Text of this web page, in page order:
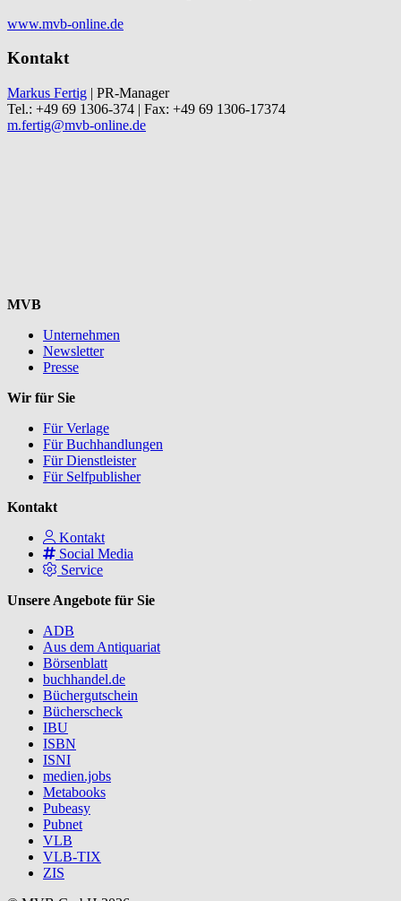
www.mvb-online.de
Kontakt
Markus Fertig | PR-Manager
Tel.: +49 69 1306-374 | Fax: +49 69 1306-17374
m.fertig@mvb-online.de
MVB
Unternehmen
Newsletter
Presse
Wir für Sie
Für Verlage
Für Buchhandlungen
Für Dienstleister
Für Selfpublisher
Kontakt
Kontakt
Social Media
Service
Unsere Angebote für Sie
ADB
Aus dem Antiquariat
Börsenblatt
buchhandel.de
Büchergutschein
Bücherscheck
IBU
ISBN
ISNI
medien.jobs
Metabooks
Pubeasy
Pubnet
VLB
VLB-TIX
ZIS